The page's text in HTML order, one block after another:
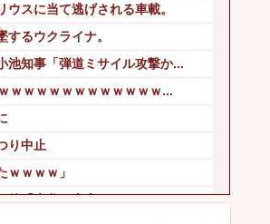
ウスに当て逃げされる車載。
するウクライナ。
知事「弾道ミサイル攻撃か...
ｗｗｗｗｗｗｗｗｗｗｗｗ...
り中止
ｗｗｗ」
件「大谷と山本だけしかま...